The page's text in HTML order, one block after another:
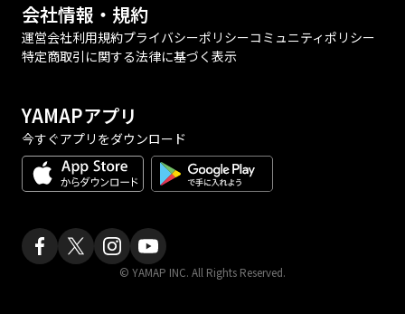
会社情報・規約
運営会社利用規約プライバシーポリシーコミュニティポリシー
特定商取引に関する法律に基づく表示
YAMAPアプリ
今すぐアプリをダウンロード
© YAMAP INC. All Rights Reserved.